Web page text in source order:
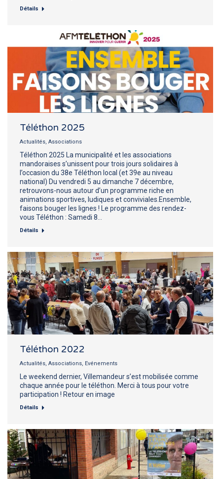
Détails
Téléthon 2025
Actualités, Associations
Téléthon 2025 La municipalité et les associations
mandoraises s’unissent pour trois jours solidaires à
l’occasion du 38e Téléthon local (et 39e au niveau
national) Du vendredi 5 au dimanche 7 décembre,
retrouvons-nous autour d’un programme riche en
animations sportives, ludiques et conviviales.Ensemble,
faisons bouger les lignes ! Le programme des rendez-
vous Téléthon : Samedi 8…
Détails
Téléthon 2022
Actualités, Associations, Evénements
Le weekend dernier, Villemandeur s’est mobilisée comme
chaque année pour le téléthon. Merci à tous pour votre
participation ! Retour en image
Détails